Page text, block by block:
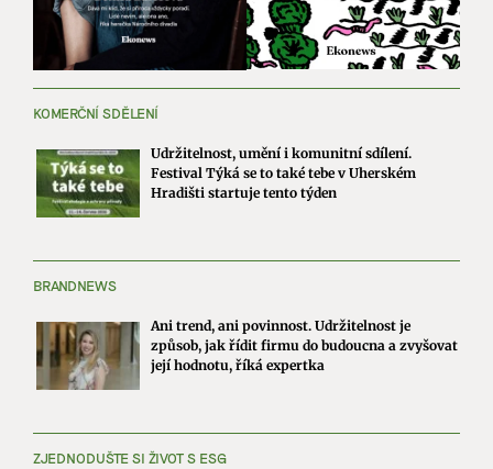
KOMERČNÍ SDĚLENÍ
Udržitelnost, umění i komunitní sdílení.
Festival Týká se to také tebe v Uherském
Hradišti startuje tento týden
BRANDNEWS
Ani trend, ani povinnost. Udržitelnost je
způsob, jak řídit firmu do budoucna a zvyšovat
její hodnotu, říká expertka
ZJEDNODUŠTE SI ŽIVOT S ESG